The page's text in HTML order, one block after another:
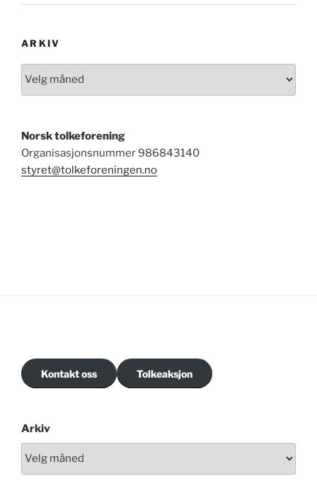
ARKIV
Norsk tolkeforening
Organisasjonsnummer986843140
styret@tolkeforeningen.no
Kontakt oss Tolkeaksjon
Arkiv